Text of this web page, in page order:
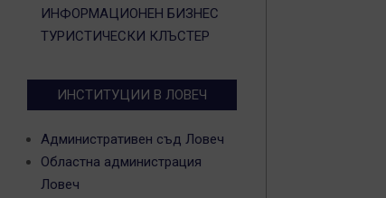
ИНФОРМАЦИОНЕН БИЗНЕС
ТУРИСТИЧЕСКИ КЛЪСТЕР
ИНСТИТУЦИИ В ЛОВЕЧ
Административен съд Ловеч
Областна администрация
Ловеч